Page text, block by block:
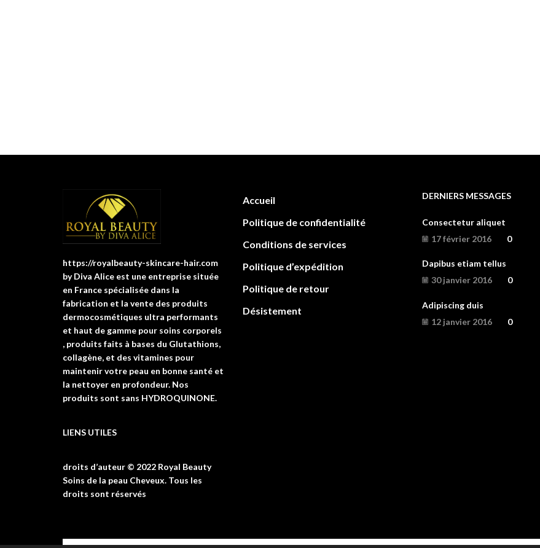
https://royalbeauty-skincare-hair.com
by Diva Alice est une entreprise située
en France spécialisée dans la
fabrication et la vente des produits
dermocosmétiques ultra performants
et haut de gamme pour soins corporels
, produits faits à bases du Glutathions,
collagène, et des vitamines pour
maintenir votre peau en bonne santé et
la nettoyer en profondeur. Nos
produits sont sans HYDROQUINONE.
LIENS UTILES
droits d’auteur © 2022 Royal Beauty
Soins de la peau Cheveux. Tous les
droits sont réservés
Accueil
Politique de confidentialité
Conditions de services
Politique d’expédition
Politique de retour
Désistement
DERNIERS MESSAGES
Consectetur aliquet
17 février 2016
0
Dapibus etiam tellus
30 janvier 2016
0
Adipiscing duis
12 janvier 2016
0